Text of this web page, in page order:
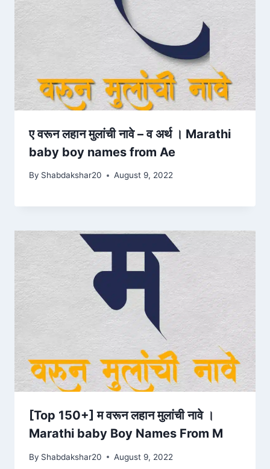
ए वरून लहान मुलांची नावे – व अर्थ । Marathi
baby boy names from Ae
By Shabdakshar20 August 9, 2022
[Top 150+] म वरून लहान मुलांची नावे ।
Marathi baby Boy Names From M
By Shabdakshar20 August 9, 2022